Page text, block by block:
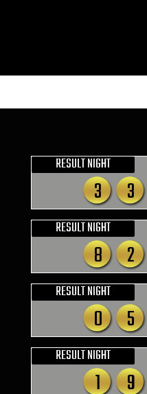
RESULT NIGHT
9 9
RESULT NIGHT
8 2
RESULT NIGHT
0 5
RESULT NIGHT
1 9